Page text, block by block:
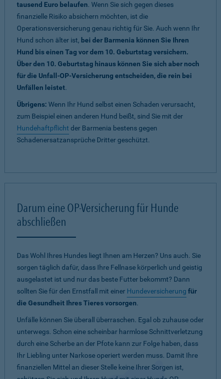
tausend Euro belaufen. Wenn Sie sich gegen dieses
finanzielle Risiko absichern möchten, ist die
Operationsversicherung genau richtig für Sie. Auch wenn Ihr
Hund schon älter ist, bei der Barmenia können Sie Ihren
Hund bis einen Tag vor dem 10. Geburtstag versichern.
Über den 10. Geburtstag hinaus können Sie sich aber noch
für die Unfall-OP-Versicherung entscheiden, die rein bei
Unfällen leistet.
Übrigens: Wenn Ihr Hund selbst einen Schaden verursacht,
zum Beispiel einen anderen Hund beißt, sind Sie mit der
Hundehaftpflicht der Barmenia bestens gegen
Schadenersatzansprüche Dritter geschützt.
Darum eine OP-Versicherung für Hunde
abschließen
Das Wohl Ihres Hundes liegt Ihnen am Herzen? Uns auch. Sie
sorgen täglich dafür, dass Ihre Fellnase körperlich und geistig
ausgelastet ist und nur das beste Futter bekommt? Dann
sollten Sie für den Ernstfall mit einer Hundeversicherung für
die Gesundheit Ihres Tieres vorsorgen.
Unfälle können Sie überall überraschen. Egal ob zuhause oder
unterwegs. Schon eine scheinbar harmlose Schnittverletzung
durch eine Scherbe an der Pfote kann zur Folge haben, dass
Ihr Liebling unter Narkose operiert werden muss. Damit Ihre
finanziellen Mittel an dieser Stelle keine Ihrer Sorgen ist,